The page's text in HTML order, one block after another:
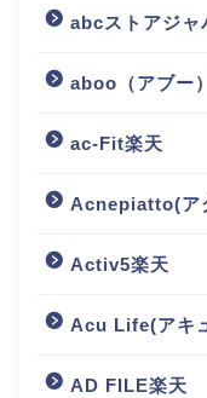
abcストアジャ
aboo（アブー
ac-Fit楽天
Acnepiatto(ア
Activ5楽天
Acu Life(アキ
AD FILE楽天